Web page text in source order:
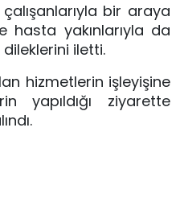
bir araya
hasta yakınlarıyla da
iletti.
hizmetlerin işleyişine
yapıldığı ziyarette